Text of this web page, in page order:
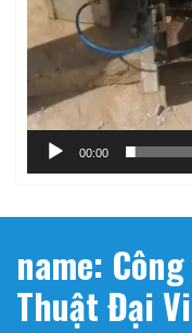
00:00
name:
Thuật Đại